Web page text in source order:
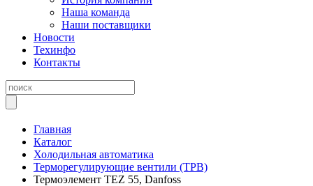
Наша команда
Наши поставщики
Новости
Техинфо
Контакты
Главная
Каталог
Холодильная автоматика
Терморегулирующие вентили (ТРВ)
Термоэлемент TEZ 55, Danfoss